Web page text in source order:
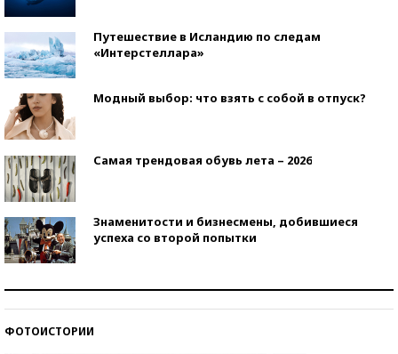
Путешествие в Исландию по следам
«Интерстеллара»
Модный выбор: что взять с собой в отпуск?
Самая трендовая обувь лета – 2026
Знаменитости и бизнесмены, добившиеся
успеха со второй попытки
ФОТОИСТОРИИ